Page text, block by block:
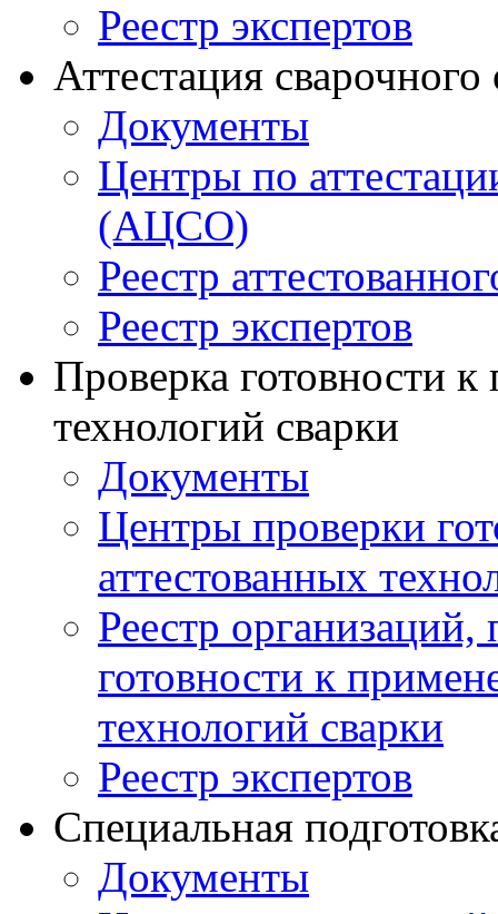
Реестр экспертов
Аттестация
Документы
Центры по
(АЦСО)
Реестр
Реестр экспертов
Проверка готовности
технологий сварки
Документы
Центры проверки
аттестованных
Реестр
готовности к
технологий сварки
Реестр экспертов
Специальная
Документы